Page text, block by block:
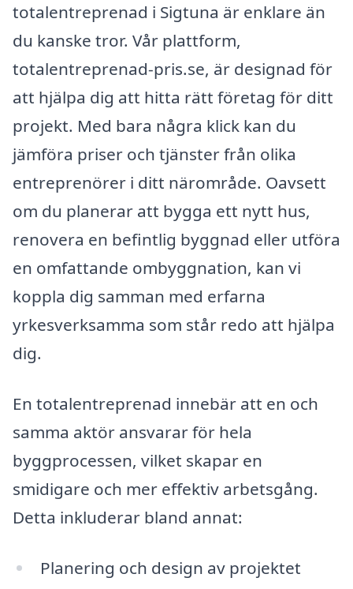
totalentreprenad i Sigtuna är enklare än
du kanske tror. Vår plattform,
totalentreprenad-pris.se, är designad för
att hjälpa dig att hitta rätt företag för ditt
projekt. Med bara några klick kan du
jämföra priser och tjänster från olika
entreprenörer i ditt närområde. Oavsett
om du planerar att bygga ett nytt hus,
renovera en befintlig byggnad eller utföra
en omfattande ombyggnation, kan vi
koppla dig samman med erfarna
yrkesverksamma som står redo att hjälpa
dig.
En totalentreprenad innebär att en och
samma aktör ansvarar för hela
byggprocessen, vilket skapar en
smidigare och mer effektiv arbetsgång.
Detta inkluderar bland annat:
Planering och design av projektet